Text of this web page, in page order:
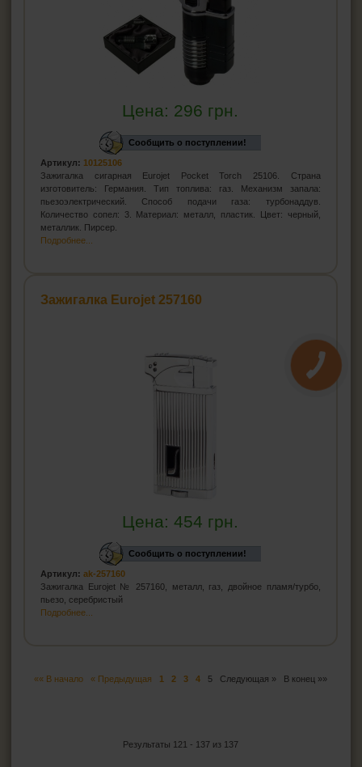
Цена: 296 грн.
Сообщить о поступлении!
Артикул: 10125106
Зажигалка сигарная Eurojet Pocket Torch 25106. Страна
изготовитель: Германия. Тип топлива: газ. Механизм запала:
пьезоэлектрический. Способ подачи газа: турбонаддув.
Количество сопел: 3. Материал: металл, пластик. Цвет: черный,
металлик. Пирсер.
Подробнее...
Зажигалка Eurojet 257160
Цена:454 грн.
Сообщить о поступлении!
Артикул: ak-257160
Зажигалка Eurojet № 257160, металл, газ, двойное пламя/турбо,
пьезо, серебристый
Подробнее...
«« В начало « Предыдущая 1 2 3 4 5 Следующая » В конец »»
Результаты 121 - 137 из 137